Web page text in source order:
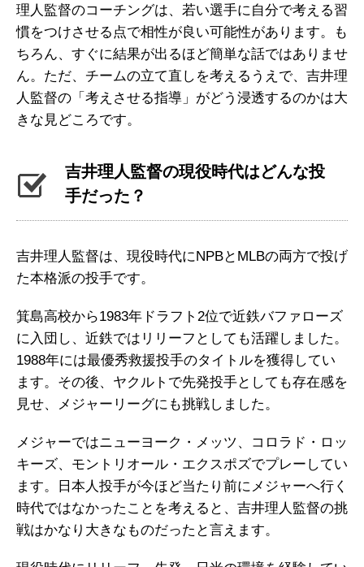
理人監督のコーチングは、若い選手に自分で考える習
慣をつけさせる点で相性が良い可能性があります。も
ちろん、すぐに結果が出るほど簡単な話ではありませ
ん。ただ、チームの立て直しを考えるうえで、吉井理
人監督の「考えさせる指導」がどう浸透するのかは大
きな見どころです。
吉井理人監督の現役時代はどんな投
手だった？
吉井理人監督は、現役時代にNPBとMLBの両方で投げ
た本格派の投手です。
箕島高校から1983年ドラフト2位で近鉄バファローズ
に入団し、近鉄ではリリーフとしても活躍しました。
1988年には最優秀救援投手のタイトルを獲得してい
ます。その後、ヤクルトで先発投手としても存在感を
見せ、メジャーリーグにも挑戦しました。
メジャーではニューヨーク・メッツ、コロラド・ロッ
キーズ、モントリオール・エクスポズでプレーしてい
ます。日本人投手が今ほど当たり前にメジャーへ行く
時代ではなかったことを考えると、吉井理人監督の挑
戦はかなり大きなものだったと言えます。